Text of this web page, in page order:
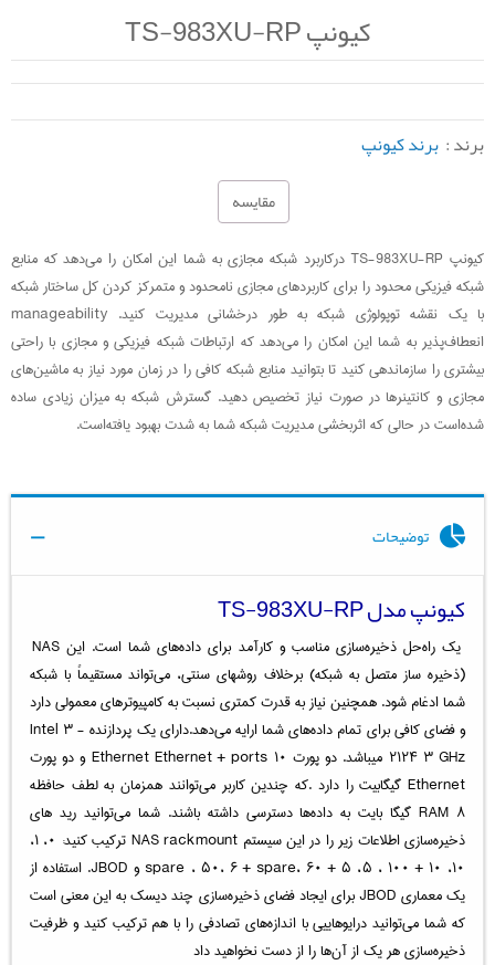
کیونپ TS-983XU-RP
برند : برند کیونپ
مقایسه
کیونپ TS-983XU-RP درکاربرد شبکه مجازی به شما این امکان را می‌دهد که منابع
شبکه فیزیکی محدود را برای کاربردهای مجازی نامحدود و متمرکز کردن کل ساختار شبکه
با یک نقشه توپولوژی شبکه به طور درخشانی مدیریت کنید. manageability
انعطاف‌پذیر به شما این امکان را می‌دهد که ارتباطات شبکه فیزیکی و مجازی با راحتی
بیشتری را سازماندهی کنید تا بتوانید منابع شبکه کافی را در زمان مورد نیاز به ماشین‌های
مجازی و کانتینرها در صورت نیاز تخصیص دهید. گسترش شبکه به میزان زیادی ساده
شده‌است در حالی که اثربخشی مدیریت شبکه شما به شدت بهبود یافته‌است.
توضیحات
کیونپ مدل TS-983XU-RP
(ذخیره ساز متصل به شبکه) برخلاف روشهای سنتی، می‌تواند مستقیماً با شبکه
شما ادغام شود. همچنین نیاز به قدرت کمتری نسبت به کامپیوترهای معمولی دارد
و فضای کافی برای تمام داده‌های شما ارایه می‌دهد.دارای یک پردازنده Intel ۳ -
۲۱۲۴ ۳ GHz میباشد. دو پورت ۱۰ Ethernet Ethernet + ports و دو پورت
Ethernet گیگابیت را دارد .که چندین کاربر می‌توانند همزمان به لطف حافظه
RAM ۸ گیگا بایت به داده‌ها دسترسی داشته باشند. شما می‌توانید رید های
ذخیره‌سازی اطلاعات زیر را در این سیستم NAS rackmount ترکیب کنید: ۰، ۱،
۱۰، ۱۰ + ۱۰۰ ، ۵، ۵ + spare ، ۵۰، ۶ + spare، ۶۰ و JBOD. استفاده از
یک معماری JBOD برای ایجاد فضای ذخیره‌سازی چند دیسک به این معنی است
که شما می‌توانید درایوهاییی با اندازه‌های تصادفی را با هم ترکیب کنید و ظرفیت
ذخیره‌سازی هر یک از آن‌ها را از دست نخواهید داد